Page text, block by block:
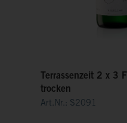
Terrassenzeit 2 x 3
trocken
Art.Nr.: S2091